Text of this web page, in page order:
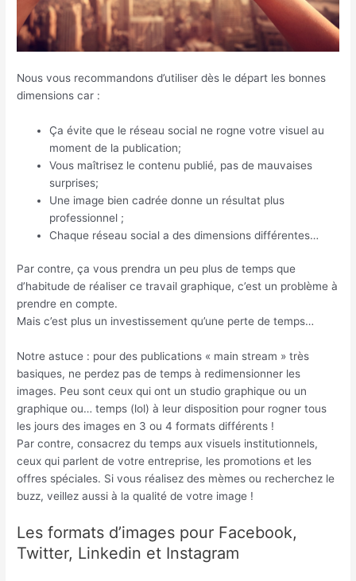
Nous vous recommandons d’utiliser dès le départ les bonnes
dimensions car :
Ça évite que le réseau social ne rogne votre visuel au
moment de la publication;
Vous maîtrisez le contenu publié, pas de mauvaises
surprises;
Une image bien cadrée donne un résultat plus
professionnel ;
Chaque réseau social a des dimensions différentes…
Par contre, ça vous prendra un peu plus de temps que
d’habitude de réaliser ce travail graphique, c’est un problème à
prendre en compte.
Mais c’est plus un investissement qu’une perte de temps…
Notre astuce : pour des publications « main stream » très
basiques, ne perdez pas de temps à redimensionner les
images. Peu sont ceux qui ont un studio graphique ou un
graphique ou… temps (lol) à leur disposition pour rogner tous
les jours des images en 3 ou 4 formats différents !
Par contre, consacrez du temps aux visuels institutionnels,
ceux qui parlent de votre entreprise, les promotions et les
offres spéciales. Si vous réalisez des mèmes ou recherchez le
buzz, veillez aussi à la qualité de votre image !
Les formats d’images pour Facebook,
Twitter, Linkedin et Instagram